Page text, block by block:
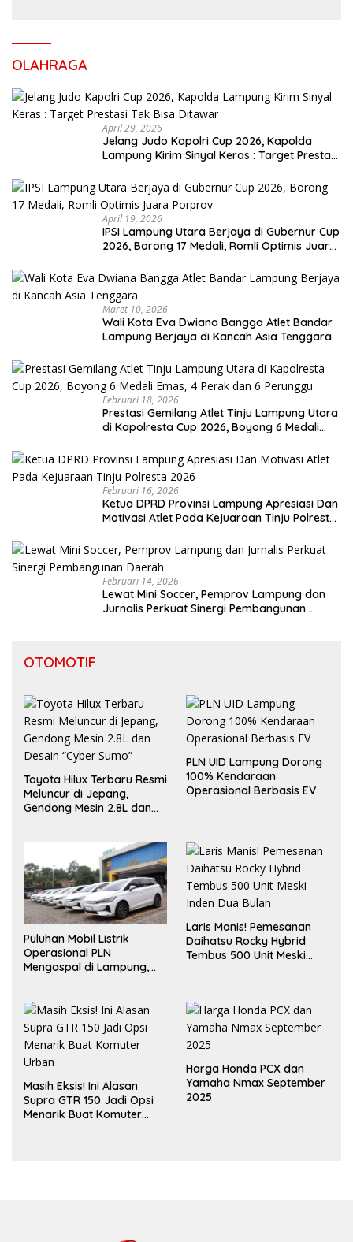
OLAHRAGA
April 29, 2026
Jelang Judo Kapolri Cup 2026, Kapolda
Lampung Kirim Sinyal Keras : Target Prestasi
April 19, 2026
IPSI Lampung Utara Berjaya di Gubernur Cup
2026, Borong 17 Medali, Romli Optimis Juara
Maret 10, 2026
Wali Kota Eva Dwiana Bangga Atlet Bandar
Lampung Berjaya di Kancah Asia Tenggara
Februari 18, 2026
Prestasi Gemilang Atlet Tinju Lampung Utara
di Kapolresta Cup 2026, Boyong 6 Medali
Februari 16, 2026
Ketua DPRD Provinsi Lampung Apresiasi Dan
Motivasi Atlet Pada Kejuaraan Tinju Polresta
Februari 14, 2026
Lewat Mini Soccer, Pemprov Lampung dan
Jurnalis Perkuat Sinergi Pembangunan
OTOMOTIF
Toyota Hilux Terbaru Resmi
Meluncur di Jepang,
Gendong Mesin 2.8L dan
PLN UID Lampung Dorong
100% Kendaraan
Operasional Berbasis EV
Puluhan Mobil Listrik
Operasional PLN
Mengaspal di Lampung,
Laris Manis! Pemesanan
Daihatsu Rocky Hybrid
Tembus 500 Unit Meski
Masih Eksis! Ini Alasan
Supra GTR 150 Jadi Opsi
Menarik Buat Komuter
Harga Honda PCX dan
Yamaha Nmax September
2025